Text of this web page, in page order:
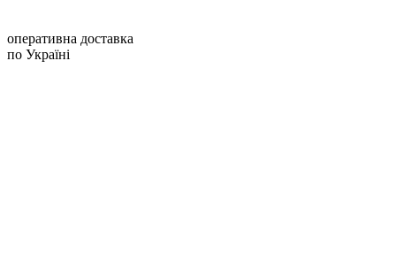
оперативна доставка
по Україні